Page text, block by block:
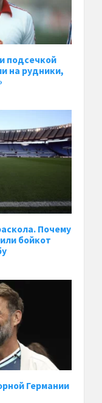
подсечкой
на рудники,
Почему
бойкот
Германии